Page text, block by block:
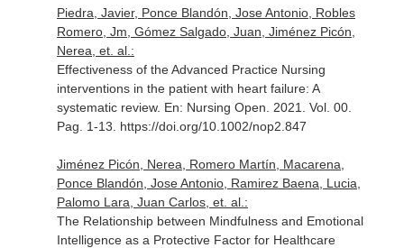
Piedra, Javier, Ponce Blandón, Jose Antonio, Robles
Romero, Jm, Gómez Salgado, Juan, Jiménez Picón,
Nerea, et. al.:
Effectiveness of the Advanced Practice Nursing
interventions in the patient with heart failure: A
systematic review. En: Nursing Open . 2021. Vol. 00.
Pag. 1-13. https://doi.org/10.1002/nop2.847
Jiménez Picón, Nerea, Romero Martín, Macarena,
Ponce Blandón, Jose Antonio, Ramirez Baena, Lucia,
Palomo Lara, Juan Carlos, et. al.:
The Relationship between Mindfulness and Emotional
Intelligence as a Protective Factor for Healthcare